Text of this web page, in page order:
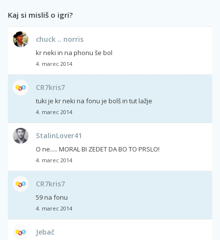
Kaj si misliš o igri?
chuck .. norris
kr neki in na phonu še bol
4. marec 2014
CR7kris7
tuki je kr neki na fonu je bolš in tut lažje
4. marec 2014
StalinLover41
O ne..... MORAL BI ZEDET DA BO TO PRSLO!
4. marec 2014
CR7kris7
59 na fonu
4. marec 2014
Jebač